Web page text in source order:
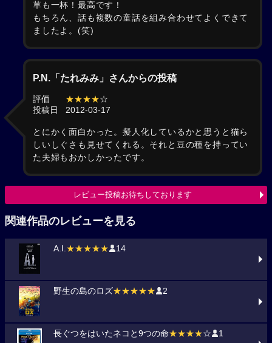
草も一杯！最高です！
もちろん、話も複数の童話を組み合わせてよくできて
ましたよ。(笑)
P.N.「たれみみ」さんからの投稿
評価 ★★★★☆
投稿日
2012-03-17
とにかく面白かった。擬人化しているかと思うと猫ら
しいしぐさも見せてくれる。それと豆の種を持ってい
た夫婦もおかしかったです。
レビュー投稿お待ちしております
関連作品のレビューを見る
A.I.★★★★★ 14
野生の島のロズ★★★★★ 2
長ぐつをはいたネコと9つの命★★★★☆ 1